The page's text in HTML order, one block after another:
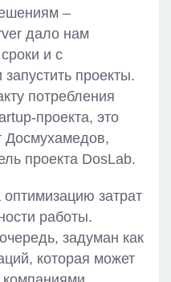
–
дало нам
и с
проекты.
потребления
проекта, это
Досмухамедов,
проекта DosLab.
затрат
работы.
задуман как
которая может